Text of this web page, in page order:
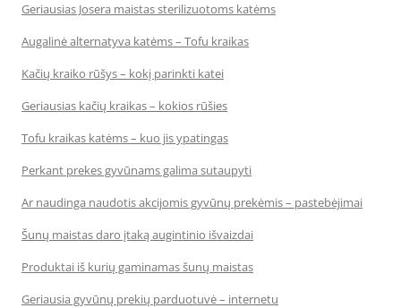
Geriausias Josera maistas sterilizuotoms katėms
Augalinė alternatyva katėms – Tofu kraikas
Kačių kraiko rūšys – kokį parinkti katei
Geriausias kačių kraikas – kokios rūšies
Tofu kraikas katėms – kuo jis ypatingas
Perkant prekes gyvūnams galima sutaupyti
Ar naudinga naudotis akcijomis gyvūnų prekėmis – pastebėjimai
Šunų maistas daro įtaką augintinio išvaizdai
Produktai iš kurių gaminamas šunų maistas
Geriausia gyvūnų prekių parduotuvė – internetu